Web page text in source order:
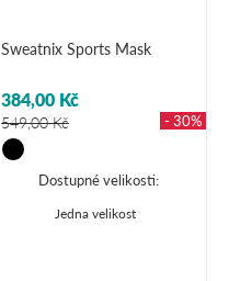
Sweatnix Sports Mask
384,00 Kč
549,00 Kč - 30%
Dostupné velikosti:
Jedna velikost